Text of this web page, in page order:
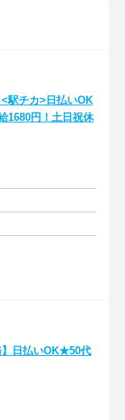
<駅チカ>日払いOK
1680円！土日祝休
】日払いOK★50代